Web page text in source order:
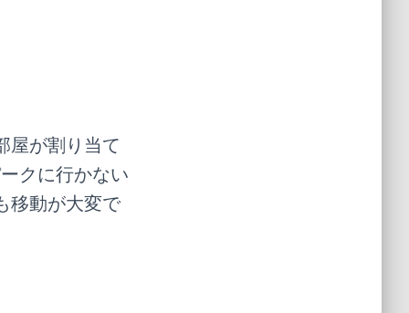
屋が割り当て
クに行かない
移動が大変で